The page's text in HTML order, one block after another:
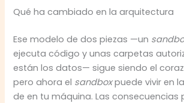
Qué ha cambiado en la arquitectura
Ese modelo de dos piezas —un
ejecuta código y unas carpetas
están los datos— sigue siendo el
pero ahora el sandboxpuede vivir en
de en tu máquina. Las consecuencias